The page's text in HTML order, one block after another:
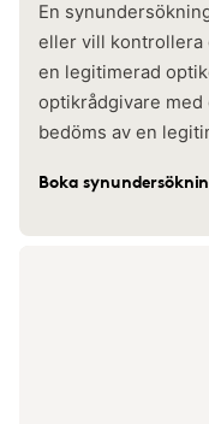
En
eller vill kontrollera
en legitimerad
optikrådgivare
bedöms av en
Boka